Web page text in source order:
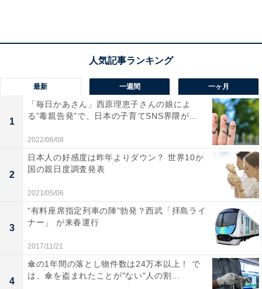
第1位：トヨタ自動車
堂々の1位はトヨタ自動車。愛知県豊田市に本社を置
く、世界有数の自動車メーカーです。販売台数において
最新 一週間 一ヶ月
1
「毎日かあさん」西原理恵子さんの娘によ
る”毒親告発”で、日本の子育てSNS界隈が...
2022/06/08
2
日本人の好感度は昨年よりダウン？ 世界10か
国の親日度調査発表
2021/05/06
3
“有料座席指定列車の陣”勃発？西武「拝島ライ
ナー」 が来春運行
2017/11/21
4
傘の1年間の落とし物件数は24万本以上！ で
は、傘を盗まれたことが"ない"人の割...